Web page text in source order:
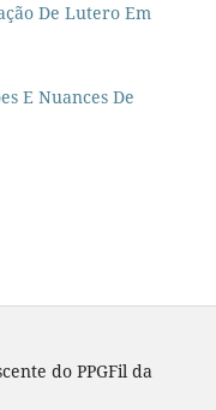
De Lutero Em
E Nuances De
do PPGFil da